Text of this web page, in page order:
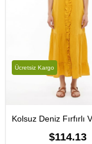
$114.13
Ücretsiz Kargo